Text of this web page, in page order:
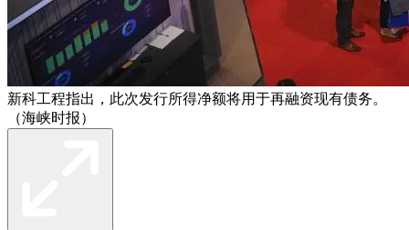
新科工程指出，此次发行所得净额将用于再融资现有债务。
（海峡时报）